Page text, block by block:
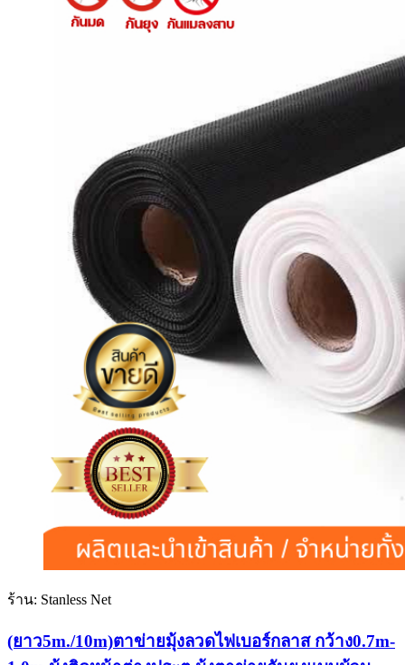
ร้าน: Stanless Net
(ยาว5m./10m)ตาข่ายมุ้งลวดไฟเบอร์กลาส กว้าง0.7m-